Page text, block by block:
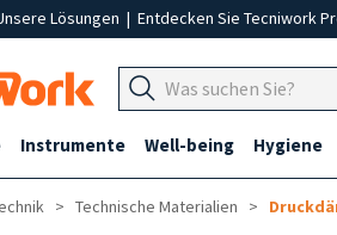
Lösungen | Entdecken Sie Tecniwork
Instrumente Well-being Hygiene
Technische Materialien